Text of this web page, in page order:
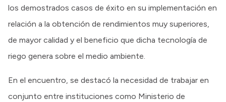
los demostrados casos de éxito en su implementación en
relación a la obtención de rendimientos muy superiores,
de mayor calidad y el beneficio que dicha tecnología de
riego genera sobre el medio ambiente.
En el encuentro, se destacó la necesidad de trabajar en
conjunto entre instituciones como Ministerio de